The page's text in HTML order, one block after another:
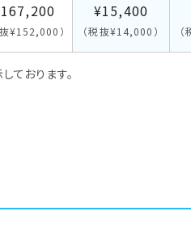
抜¥152,000）
¥15,400
（税抜¥14,000）
おります。